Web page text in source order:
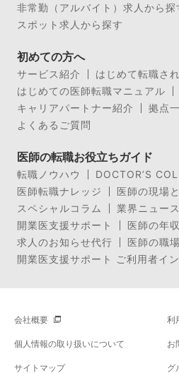
非常勤（アルバイト）求人から探
スポット求人から探す
初めての方へ
サービス紹介
はじめて転職さ
はじめての医師転職マニュアル
キャリアパートナー紹介
拠点
よくあるご質問
医師の転職お役立ちガイド
転職ノウハウ
DOCTOR’S
医師転職ナレッジ
医師の現場
スペシャルコラム
業界ニュース
開業医支援サポート
医師の年
求人のお知らせ代行
医師の職
開業医支援サポート ご利用者イ
会社概要 利
個人情報の取り扱いについて お
サイトマップ グ